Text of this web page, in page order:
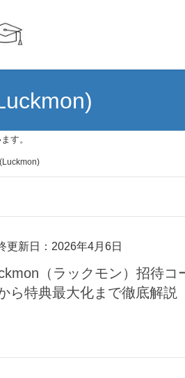
す。
更新日：2026年4月6日
（ラックモン）招待コ
ら特典最大化まで徹底解説